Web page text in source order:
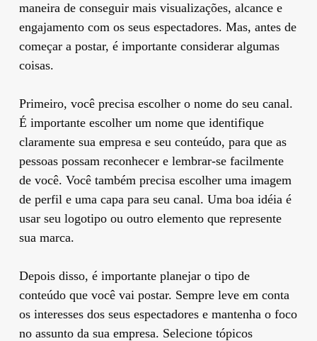
maneira de conseguir mais visualizações, alcance e
engajamento com os seus espectadores. Mas, antes de
começar a postar, é importante considerar algumas
coisas.
Primeiro, você precisa escolher o nome do seu canal.
É importante escolher um nome que identifique
claramente sua empresa e seu conteúdo, para que as
pessoas possam reconhecer e lembrar-se facilmente
de você. Você também precisa escolher uma imagem
de perfil e uma capa para seu canal. Uma boa idéia é
usar seu logotipo ou outro elemento que represente
sua marca.
Depois disso, é importante planejar o tipo de
conteúdo que você vai postar. Sempre leve em conta
os interesses dos seus espectadores e mantenha o foco
no assunto da sua empresa. Selecione tópicos